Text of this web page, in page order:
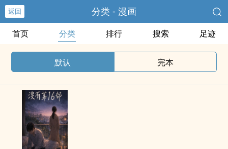
返回 分类 - 漫画
首页 分类 排行 搜索 足迹
默认 完本